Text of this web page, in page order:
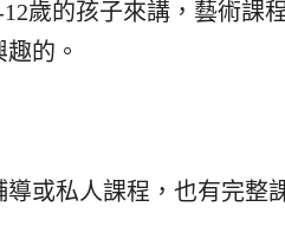
歲的孩子來講，藝術課
的。
或私人課程，也有完整